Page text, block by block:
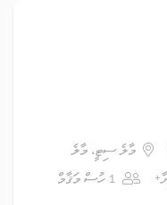
މާލެ ސިޓީ، މާލެ
1 ހުސް މަޤާމް